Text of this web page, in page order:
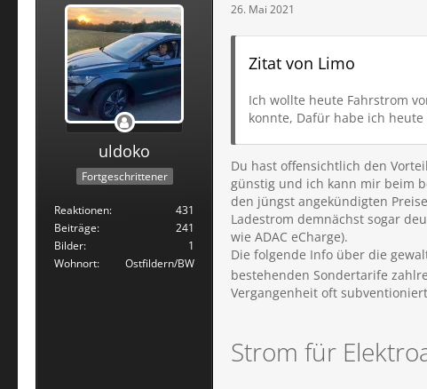
uldoko
Fortgeschrittener
Reaktionen
431
Beiträge
241
Bilder
1
Wohnort
Ostfildern/BW
26. Mai 2021
Zitat von Limo
Ich wollte heute Fahrstrom
konnte, Dafür habe ich
Du hast offensichtlich den
günstig und ich kann mir beim
den jüngst angekündigten
Ladestrom demnächst sogar
wie ADAC eCharge).
Die folgende Info über die
bestehenden Sondertarife
Vergangenheit oft
Strom für